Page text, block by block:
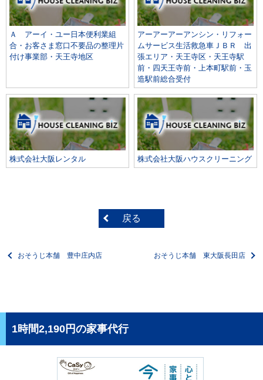
Ａ アーイ・ユー日本便利業組
合・お客さま窓口不要品の整理片
付け事業部・天王寺地区
アーアーアーアンシン・リフォー
ムサービス生活救急車ＪＢＲ 出
張エリア・天王寺区・天王寺駅
前・四天王寺前・上本町駅前・玉
造駅前総合受付
株式会社大阪レンタル 株式会社大阪ハウスクリーニング
戻る
おそうじ本舗 豊中庄内店 おそうじ本舗 東大阪長田店
1時間2,190円の家事代行